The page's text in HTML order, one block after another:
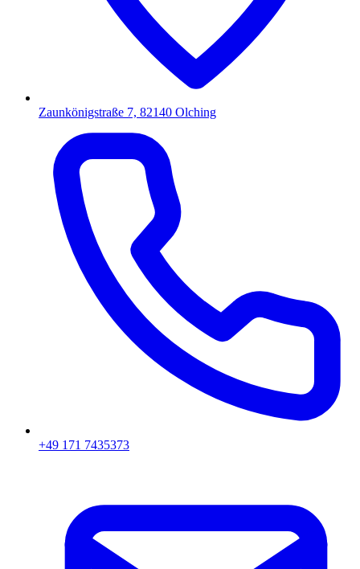
Zaunkönigstraße 7, 82140 Olching
+49 171 7435373